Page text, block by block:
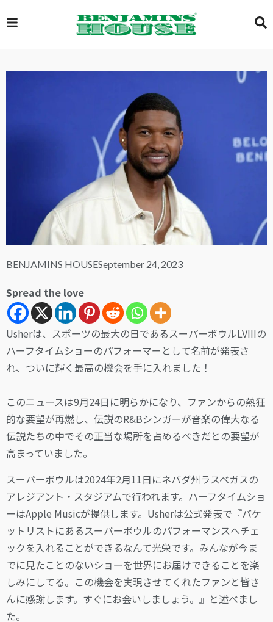
EXCLUSIVE
GLOBAL
VIDEOS
GALLERY
LOGIN
BENJAMINS HOUSESeptember 24, 2023
Spread the love
Usherは、スポーツの最大の日であるスーパーボウルLVIIIの
ハーフタイムショーのパフォーマーとして名前が発表さ
れ、ついに輝く最高の機会を手に入れました！
このニュースは9月24日に明らかになり、ファンからの熱狂
的な要望が再燃し、伝説のR&Bシンガーが音楽の偉大なる
伝説たちの中でその正当な場所を占めるべきだとの要望が
高まっていました。
スーパーボウルは2024年2月11日にネバダ州ラスベガスの
アレジアント・スタジアムで行われます。ハーフタイムショ
ーはApple Musicが提供します。Usherは公式発表で『バケ
ットリストにあるスーパーボウルのパフォーマンスへチェ
ックを入れることができるなんて光栄です。みんなが今ま
でに見たことのないショーを世界にお届けできることを楽
しみにしてる。この機会を実現させてくれたファンと皆さ
んに感謝します。すぐにお会いしましょう。』と述べまし
た。